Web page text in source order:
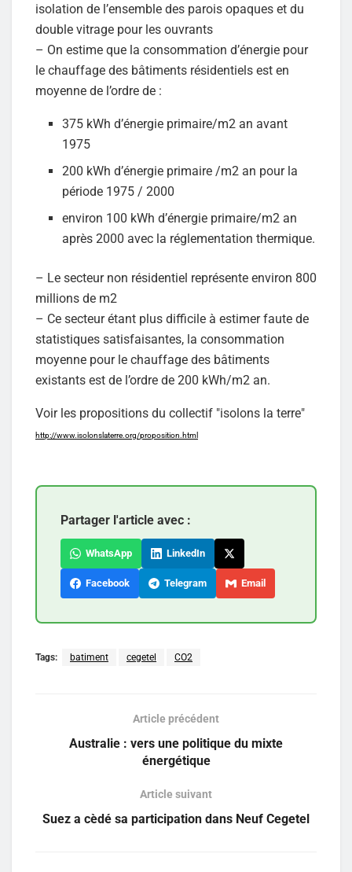
isolation de l’ensemble des parois opaques et du
double vitrage pour les ouvrants
– On estime que la consommation d’énergie pour
le chauffage des bâtiments résidentiels est en
moyenne de l’ordre de :
375 kWh d’énergie primaire/m2 an avant
1975
200 kWh d’énergie primaire /m2 an pour la
période 1975 / 2000
environ 100 kWh d’énergie primaire/m2 an
après 2000 avec la réglementation thermique.
– Le secteur non résidentiel représente environ 800
millions de m2
– Ce secteur étant plus difficile à estimer faute de
statistiques satisfaisantes, la consommation
moyenne pour le chauffage des bâtiments
existants est de l’ordre de 200 kWh/m2 an.
Voir les propositions du collectif "isolons la terre"
http://www.isolonslaterre.org/proposition.html
Partager l'article avec :
WhatsApp LinkedIn
Facebook Telegram Email
Tags: batiment cegetel CO2
Article précédent
Australie : vers une politique du mixte
énergétique
Article suivant
Suez a cèdé sa participation dans Neuf Cegetel